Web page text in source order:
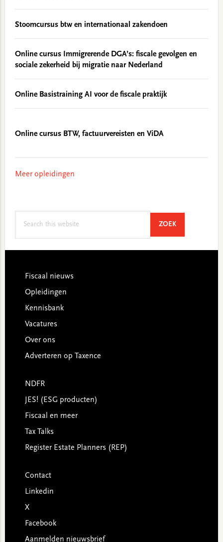
Stoomcursus btw en internationaal zakendoen
Online cursus Immigrerende DGA’s: fiscale gevolgen en
sociale zekerheid bij migratie naar Nederland
Online Basistraining AI voor de fiscale praktijk
Online cursus BTW, factuurvereisten en ViDA
Meer opleidingen
ZOEKSEARCH
Footer
Fiscaal nieuws
Opleidingen
Kennisbank
Vacatures
Over ons
Adverteren op Taxence
NDFR
JES! (ESG producten)
Fiscaal en meer
Tax Talks
Register Estate Planners (REP)
Contact
Linkedin
X
Facebook
Aanmelden nieuwsbrief